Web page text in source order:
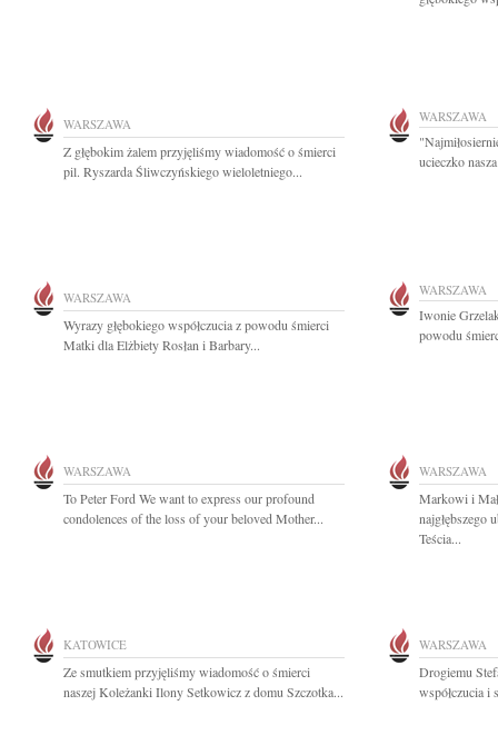
WARSZAWA
Z głębokim żalem przyjęliśmy wiadomość o śmierci
pil. Ryszarda Śliwczyńskiego wieloletniego...
WARSZAWA
ucieczko
WARSZAWA
Wyrazy głębokiego współczucia z powodu śmierci
Matki dla Elżbiety Rosłan i Barbary...
WARSZAWA
Iwonie
powodu
WARSZAWA
To Peter Ford We want to express our profound
condolences of the loss of your beloved Mother...
WARSZAWA
Markowi i
najgłębszego
Teścia...
KATOWICE
Ze smutkiem przyjęliśmy wiadomość o śmierci
naszej Koleżanki Ilony Setkowicz z domu Szczotka...
WARSZAWA
Drogiemu
współczucia i